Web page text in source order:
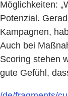
Möglichkeiten:
Potenzial.
Kampagnen,
Auch bei
Scoring stehen
gute Gefühl,